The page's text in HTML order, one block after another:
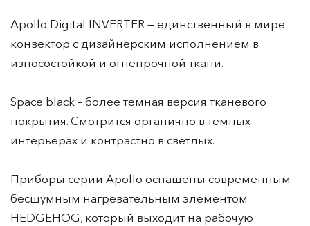
Apollo Digital INVERTER — единственный в мире
конвектор с дизайнерским исполнением в
износостойкой и огнепрочной ткани.
Space black – более темная версия тканевого
покрытия. Смотрится органично в темных
интерьерах и контрастно в светлых.
Приборы серии Apollo оснащены современным
бесшумным нагревательным элементом
HEDGEHOG, который выходит на рабочую